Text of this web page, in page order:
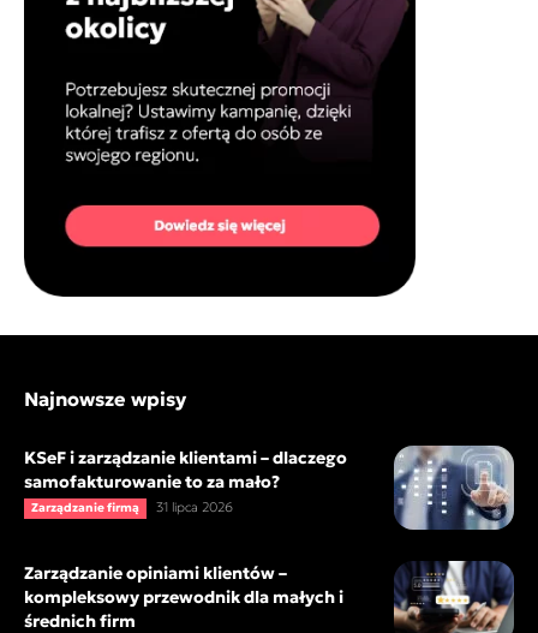
Najnowsze wpisy
KSeF i zarządzanie klientami – dlaczego
samofakturowanie to za mało?
Zarządzanie firmą 31 lipca 2026
Zarządzanie opiniami klientów –
kompleksowy przewodnik dla małych i
średnich firm